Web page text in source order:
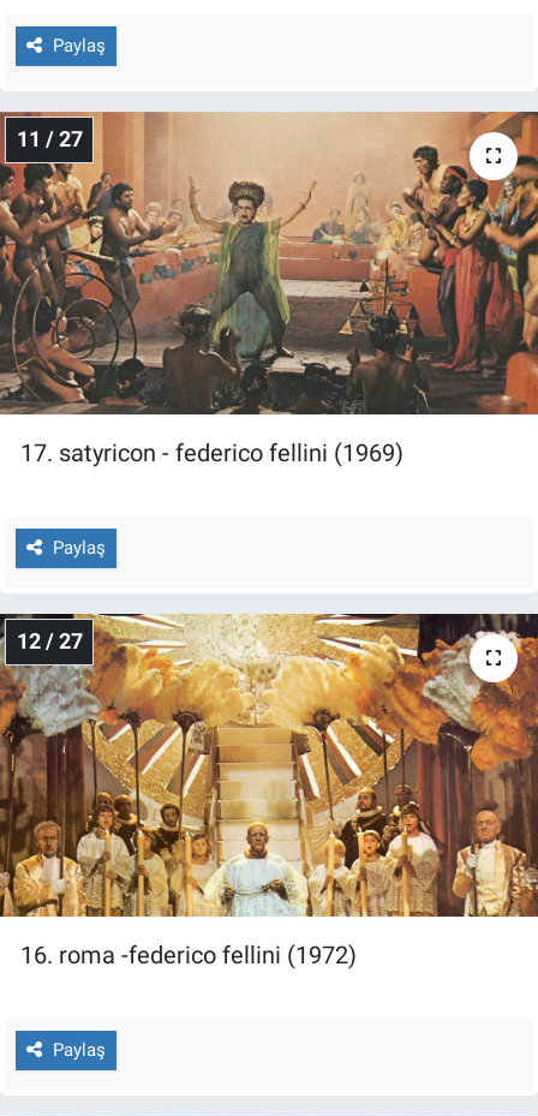
Paylaş
11 / 27
17. satyricon - federico fellini (1969)
Paylaş
12 / 27
16. roma -federico fellini (1972)
Paylaş